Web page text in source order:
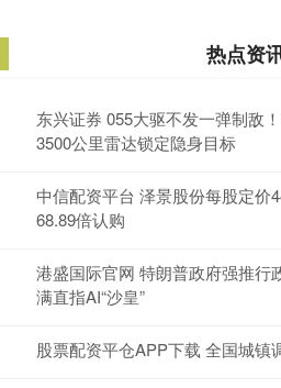
热点资
东兴证券 055大驱不发一弹制敌
3500公里雷达锁定隐身目标
中信配资平台 泽景股份每股定价
68.89倍认购
港盛国际官网 特朗普政府强推行
满直指AI“沙皇”
股票配资平仓APP下载 全国城镇